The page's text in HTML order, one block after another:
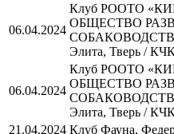
06.04.2024
Клуб РООТО
ОБЩЕСТВО
Элита, Тверь /
06.04.2024
Клуб РООТО
ОБЩЕСТВО
Элита, Тверь /
21.04.2024 Клуб Фауна,